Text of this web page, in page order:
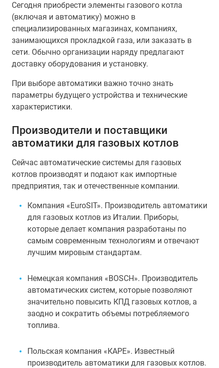
Сегодня приобрести элементы газового котла
(включая и автоматику) можно в
специализированных магазинах, компаниях,
занимающихся прокладкой газа, или заказать в
сети. Обычно организации наряду предлагают
доставку оборудования и установку.
При выборе автоматики важно точно знать
параметры будущего устройства и технические
характеристики.
Производители и поставщики
автоматики для газовых котлов
Сейчас автоматические системы для газовых
котлов производят и подают как импортные
предприятия, так и отечественные компании.
Компания «ЕuroSIT». Производитель автоматики
для газовых котлов из Италии. Приборы,
которые делает компания разработаны по
самым современным технологиям и отвечают
лучшим мировым стандартам.
Немецкая компания «BOSCH». Производитель
автоматических систем, которые позволяют
значительно повысить КПД газовых котлов, а
заодно и сократить объемы потребляемого
топлива.
Польская компания «КАРЕ». Известный
производитель автоматики для газовых котлов.